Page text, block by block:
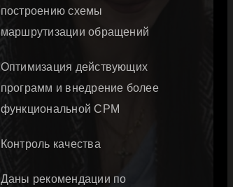
построению схемы
маршрутизации обращений
Оптимизация действующих
программ и внедрение более
функциональной СРМ
Контроль качества
Даны рекомендации по